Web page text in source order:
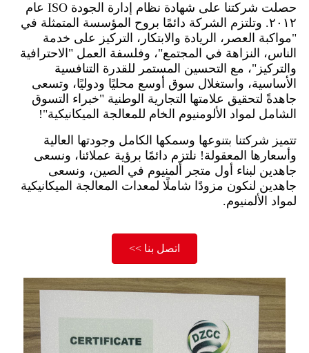
حصلت شركتنا على شهادة نظام إدارة الجودة ISO عام
٢٠١٢. وتلتزم الشركة دائمًا بروح المؤسسة المتمثلة في
"مواكبة العصر، الريادة والابتكار، التركيز على خدمة
الناس، النزاهة في المجتمع"، وفلسفة العمل "الاحترافية
والتركيز"، مع التحسين المستمر للقدرة التنافسية
الأساسية، واستغلال سوق أوسع محليًا ودوليًا، وتسعى
جاهدةً لتحقيق علامتها التجارية الوطنية "خبراء التسوق
الشامل لمواد الألومنيوم الخام للمعالجة الميكانيكية"!
تتميز شركتنا بتنوعها وسمكها الكامل وجودتها العالية
وأسعارها المعقولة! نلتزم دائمًا برؤية عملائنا، ونسعى
جاهدين لبناء أول متجر ألمنيوم في الصين، ونسعى
جاهدين لنكون مزودًا شاملًا لمعدات المعالجة الميكانيكية
لمواد الألمنيوم.
اتصل بنا >>